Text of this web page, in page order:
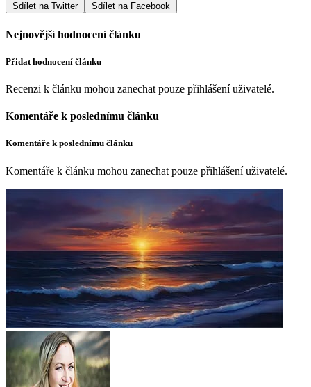
Sdílet na Twitter Sdílet na Facebook
Nejnovější hodnocení článku
Přidat hodnocení článku
Recenzi k článku mohou zanechat pouze přihlášení uživatelé.
Komentáře k poslednímu článku
Komentáře k poslednímu článku
Komentáře k článku mohou zanechat pouze přihlášení uživatelé.